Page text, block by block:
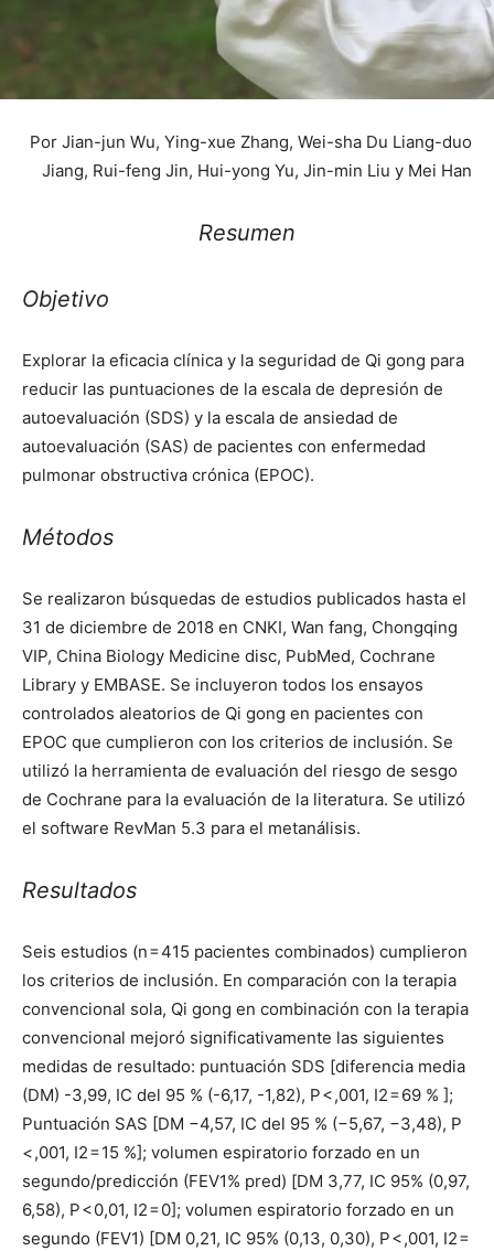
Por Jian-jun Wu, Ying-xue Zhang, Wei-sha Du Liang-duo
Jiang, Rui-feng Jin, Hui-yong Yu, Jin-min Liu y Mei Han
Resumen
Objetivo
Explorar la eficacia clínica y la seguridad de Qi gong para
reducir las puntuaciones de la escala de depresión de
autoevaluación (SDS) y la escala de ansiedad de
autoevaluación (SAS) de pacientes con enfermedad
pulmonar obstructiva crónica (EPOC).
Métodos
Se realizaron búsquedas de estudios publicados hasta el
31 de diciembre de 2018 en CNKI, Wan fang, Chongqing
VIP, China Biology Medicine disc, PubMed, Cochrane
Library y EMBASE. Se incluyeron todos los ensayos
controlados aleatorios de Qi gong en pacientes con
EPOC que cumplieron con los criterios de inclusión. Se
utilizó la herramienta de evaluación del riesgo de sesgo
de Cochrane para la evaluación de la literatura. Se utilizó
el software RevMan 5.3 para el metanálisis.
Resultados
Seis estudios (n = 415 pacientes combinados) cumplieron
los criterios de inclusión. En comparación con la terapia
convencional sola, Qi gong en combinación con la terapia
convencional mejoró significativamente las siguientes
medidas de resultado: puntuación SDS [diferencia media
(DM) -3,99, IC del 95 % (-6,17, -1,82), P < ,001, I2 = 69 % ];
Puntuación SAS [DM −4,57, IC del 95 % (−5,67, −3,48), P
< ,001, I2 = 15 %]; volumen espiratorio forzado en un
segundo/predicción (FEV1% pred) [DM 3,77, IC 95% (0,97,
6,58), P < 0,01, I2 = 0]; volumen espiratorio forzado en un
segundo (FEV1) [DM 0,21, IC 95% (0,13, 0,30), P < ,001, I2 =